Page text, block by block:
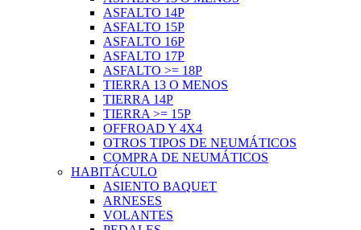
ASFALTO 14P
ASFALTO 15P
ASFALTO 16P
ASFALTO 17P
ASFALTO >= 18P
TIERRA 13 O MENOS
TIERRA 14P
TIERRA >= 15P
OFFROAD Y 4X4
OTROS TIPOS DE NEUMÁTICOS
COMPRA DE NEUMÁTICOS
HABITÁCULO
ASIENTO BAQUET
ARNESES
VOLANTES